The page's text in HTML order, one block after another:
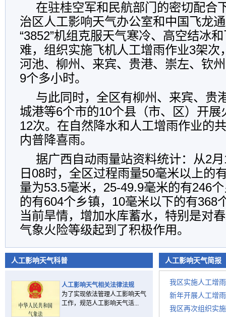
在驻桂空军和民航部门的密切配合
治区人工影响天气办公室和中国飞龙
“3852”机组克服天气寒冷、高空结冰
难，组织实施飞机人工增雨作业3架次
河池、柳州、来宾、贵港、崇左、钦
9个多小时。
与此同时，全区有柳州、来宾、贵
城港等6个市的10个县（市、区）开展
12次。在自然降水和人工增雨作业的
内普降喜雨。
据广西自动雨量站资料统计：从2
日08时，全区过程雨量50毫米以上的
量为53.5毫米，25-49.9毫米的有246
的有604个乡镇，10毫米以下的有368
当前旱情，增加水库蓄水，特别是对
气象火险等级起到了积极作用。
人工影响天气科普
人工影响天气相关法律法规
为了实现依法管理人工影响天气
工作，规范人工影响天气活...
人工影响天气简报
我区实施人工增
新年开展人工增
我区再次组织实